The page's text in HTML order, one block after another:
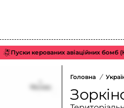
Пуски керованих авіаційних бомб
Головна /